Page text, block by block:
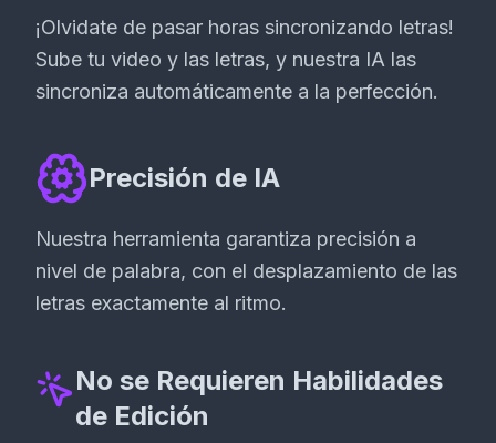
¡Olvidate de pasar horas sincronizando letras!
Sube tu video y las letras, y nuestra IA las
sincroniza automáticamente a la perfección.
Precisión de IA
Nuestra herramienta garantiza precisión a
nivel de palabra, con el desplazamiento de las
letras exactamente al ritmo.
No se Requieren Habilidades
de Edición